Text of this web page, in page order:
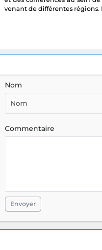
venant de différentes
Nom
Commentaire
Envoyer